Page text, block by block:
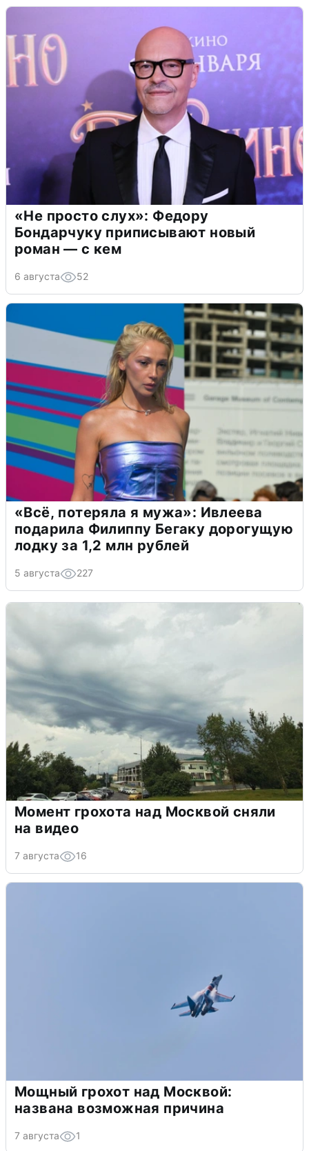
«Не просто слух»: Федору
Бондарчуку приписывают новый
роман — с кем
6 августа 52
«Всё, потеряла я мужа»: Ивлеева
подарила Филиппу Бегаку дорогущую
лодку за 1,2 млн рублей
5 августа 227
Момент грохота над Москвой сняли
на видео
7 августа 16
Мощный грохот над Москвой:
названа возможная причина
7 августа 1